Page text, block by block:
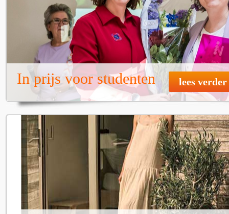
In prijs voor studenten lees verder